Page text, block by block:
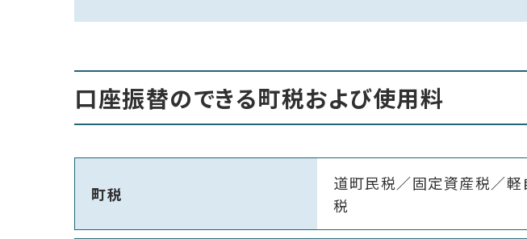
口座振替のできる町税および使用料
町税
道町民税／固定資産税／
税